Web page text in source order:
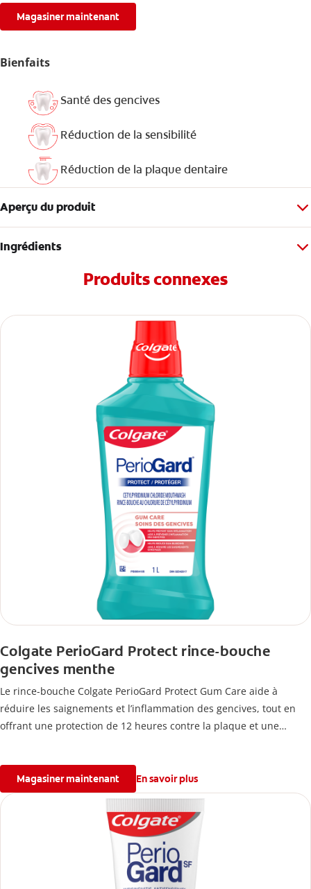
Magasiner maintenant
Bienfaits
Santé des gencives
Réduction de la sensibilité
Réduction de la plaque dentaire
Aperçu du produit
Ingrédients
Produits connexes
Colgate PerioGard Protect rince-bouche
gencives menthe
Le rince-bouche Colgate PerioGard Protect Gum Care aide à
réduire les saignements et l’inflammation des gencives, tout en
offrant une protection de 12 heures contre la plaque et une
Magasiner maintenant En savoir plus